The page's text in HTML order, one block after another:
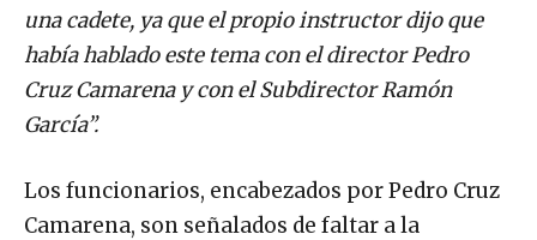
una cadete, ya que el propio instructor dijo que
había hablado este tema con el director Pedro
Cruz Camarena y con el Subdirector Ramón
García”.
Los funcionarios, encabezados por Pedro Cruz
Camarena, son señalados de faltar a la